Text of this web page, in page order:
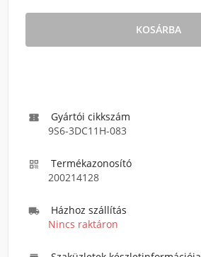
KOSÁRBA

Gyártói cikkszám
9S6-3DC11H-083

Termékazonosító
200214128

Házhoz szállítás
Nincs raktáron